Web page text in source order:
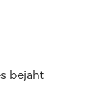
bejaht